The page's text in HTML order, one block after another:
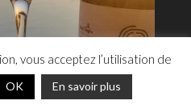
vous acceptez l’utilisation de
OK En savoir plus